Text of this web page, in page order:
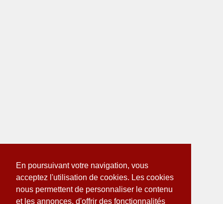
En poursuivant votre navigation, vous
acceptez l'utilisation de cookies. Les cookies
nous permettent de personnaliser le contenu
et les annonces, d'offrir des fonctionnalités